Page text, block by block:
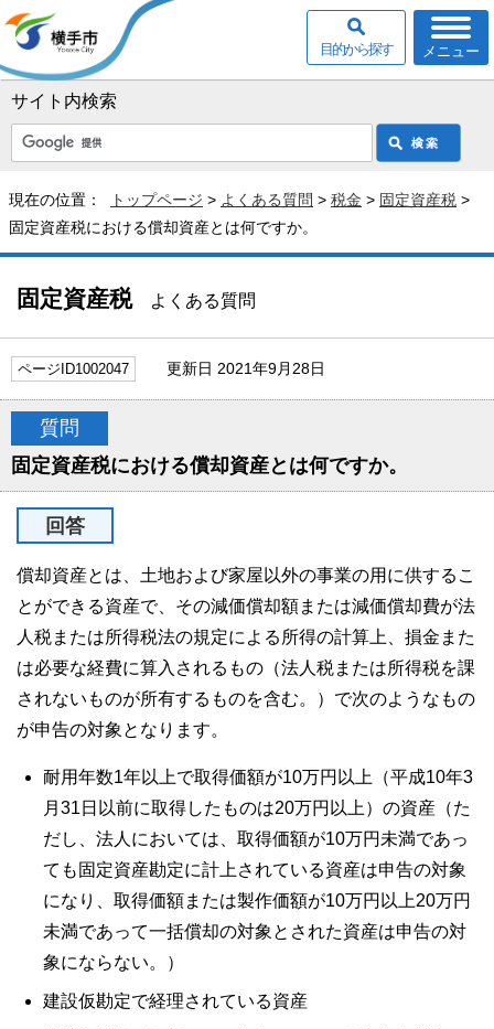
サイト内検索
メニュー
目的から探す
現在の位置： トップページ > よくある質問 > 税金 > 固定資産税 >
固定資産税における償却資産とは何ですか。
固定資産税よくある質問
ページID1002047 更新日 2021年9月28日
質問
固定資産税における償却資産とは何ですか。
回答
償却資産とは、土地および家屋以外の事業の用に供するこ
とができる資産で、その減価償却額または減価償却費が法
人税または所得税法の規定による所得の計算上、損金また
は必要な経費に算入されるもの（法人税または所得税を課
されないものが所有するものを含む。）で次のようなもの
が申告の対象となります。
耐用年数1年以上で取得価額が10万円以上（平成10年3
月31日以前に取得したものは20万円以上）の資産（た
だし、法人においては、取得価額が10万円未満であっ
ても固定資産勘定に計上されている資産は申告の対象
になり、取得価額または製作価額が10万円以上20万円
未満であって一括償却の対象とされた資産は申告の対
象にならない。）
建設仮勘定で経理されている資産